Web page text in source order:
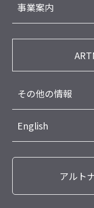
事業案内
その他の情報
English
アルト